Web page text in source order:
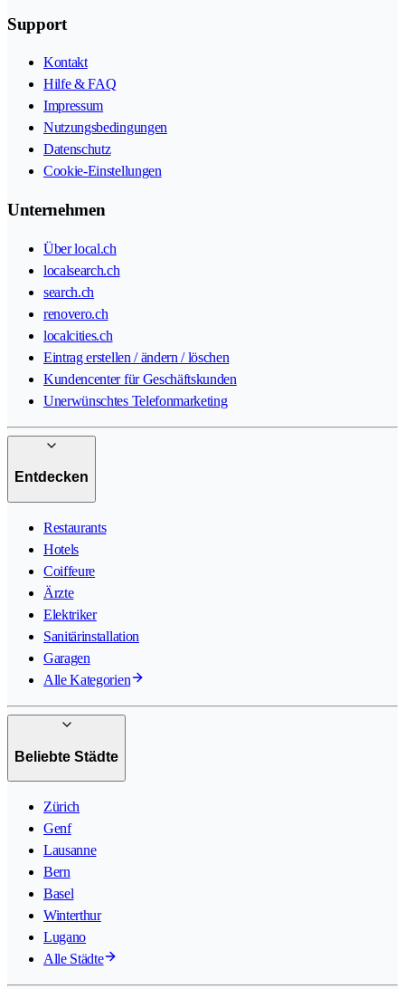
Support
Kontakt
Hilfe & FAQ
Impressum
Nutzungsbedingungen
Datenschutz
Cookie-Einstellungen
Unternehmen
Über local.ch
localsearch.ch
search.ch
renovero.ch
localcities.ch
Eintrag erstellen / ändern / löschen
Kundencenter für Geschäftskunden
Unerwünschtes Telefonmarketing
Entdecken
Restaurants
Hotels
Coiffeure
Ärzte
Elektriker
Sanitärinstallation
Garagen
Alle Kategorien
Beliebte Städte
Zürich
Genf
Lausanne
Bern
Basel
Winterthur
Lugano
Alle Städte